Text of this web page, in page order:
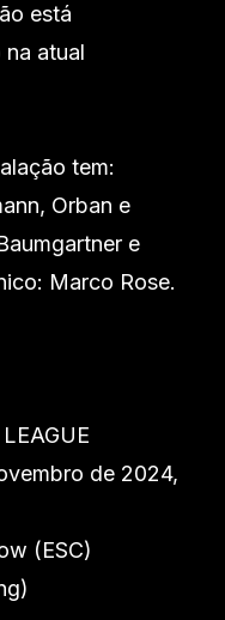
está
atual
tem:
Orban e
e
Marco Rose.
de 2024,
(ESC)